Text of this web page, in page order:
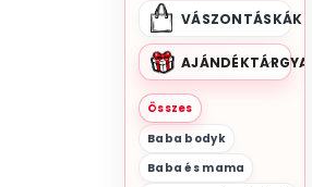
VÁSZONTÁSKÁK
AJÁNDÉKTÁRGYAK
Összes
Baba bodyk
Baba és mama